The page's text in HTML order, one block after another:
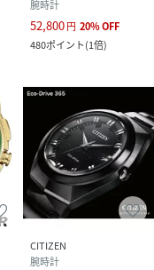
腕時計
52,800円 20%OFF
480ポイント(1倍)
CITIZEN
腕時計